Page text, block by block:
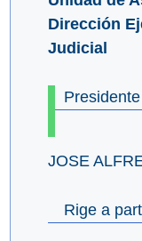
Dirección
Judicial
JOSE
Rige a